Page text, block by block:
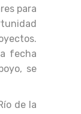
para
fecha
se
de la